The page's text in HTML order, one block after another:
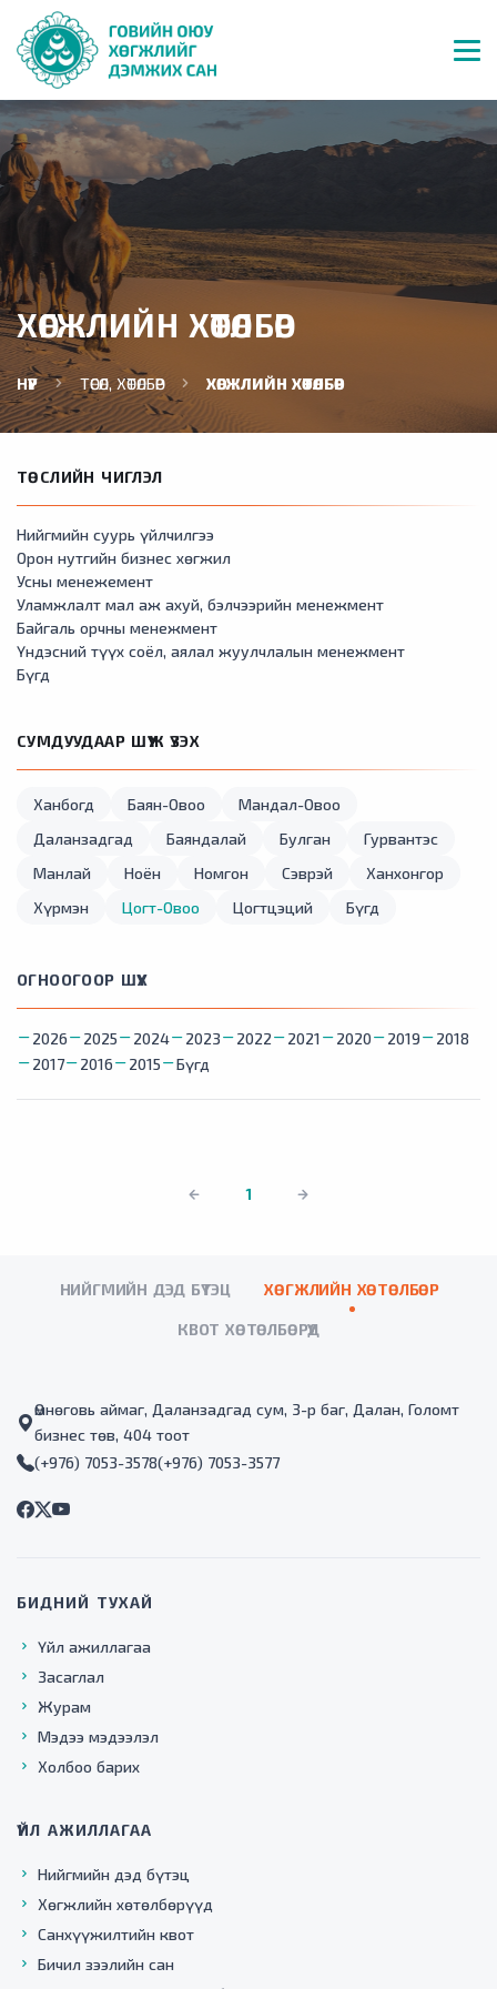
ХӨГЖЛИЙН ХӨТӨЛБӨР
НҮҮР ТӨСӨЛ, ХӨТӨЛБӨР ХӨГЖЛИЙН ХӨТӨЛБӨР
ТӨСЛИЙН ЧИГЛЭЛ
Нийгмийн суурь үйлчилгээ
Орон нутгийн бизнес хөгжил
Усны менежемент
Уламжлалт мал аж ахуй, бэлчээрийн менежмент
Байгаль орчны менежмент
Үндэсний түүх соёл, аялал жуулчлалын менежмент
Бүгд
СУМДУУДААР ШҮҮЖ ҮЗЭХ
Ханбогд Баян-Овоо
Мандал-Овоо
Даланзадгад
Баяндалай Булган
Гурвантэс
Манлай
Ноён Номгон Сэврэй
Ханхонгор
Хүрмэн
Цогт-Овоо Цогтцэций Бүгд
ОГНООГООР ШҮҮХ
2026 2025 2024 2023 2022 2021 2020 2019
2018
2017
2016 2015 Бүгд
1
НИЙГМИЙН ДЭД БҮТЭЦ ХӨГЖЛИЙН ХӨТӨЛБӨР
КВОТ ХӨТӨЛБӨРҮҮД
Өмнөговь аймаг, Даланзадгад сум, 3-р баг, Далан, Голомт
бизнес төв, 404 тоот
(+976) 7053-3578(+976) 7053-3577
БИДНИЙ ТУХАЙ
Үйл ажиллагаа
Засаглал
Журам
Мэдээ мэдээлэл
Холбоо барих
ҮЙЛ АЖИЛЛАГАА
Нийгмийн дэд бүтэц
Хөгжлийн хөтөлбөрүүд
Санхүүжилтийн квот
Бичил зээлийн сан